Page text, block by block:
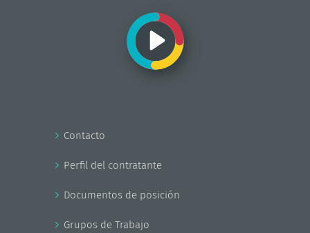
Contacto
Perfil del contratante
Documentos de posición
Grupos de Trabajo